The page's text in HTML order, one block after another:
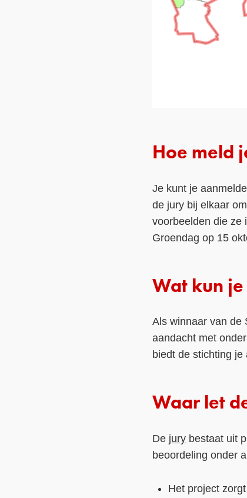
Hoe meld
Je kunt je
de jury bij elkaar
voorbeelden die ze
Groendag op 15
Wat kun
Als winnaar van de
aandacht met
biedt de stichting
Waar let
De jury bestaat uit
beoordeling onder
Het project